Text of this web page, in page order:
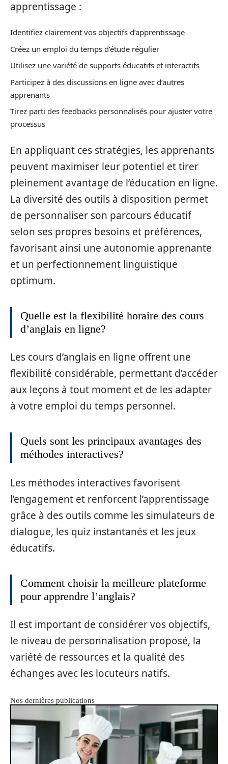
apprentissage :
Identifiez clairement vos objectifs d’apprentissage
Créez un emploi du temps d’étude régulier
Utilisez une variété de supports éducatifs et interactifs
Participez à des discussions en ligne avec d’autres
apprenants
Tirez parti des feedbacks personnalisés pour ajuster votre
processus
En appliquant ces stratégies, les apprenants
peuvent maximiser leur potentiel et tirer
pleinement avantage de l’éducation en ligne.
La diversité des outils à disposition permet
de personnaliser son parcours éducatif
selon ses propres besoins et préférences,
favorisant ainsi une autonomie apprenante
et un perfectionnement linguistique
optimum.
Quelle est la flexibilité horaire des cours
d’anglais en ligne?
Les cours d’anglais en ligne offrent une
flexibilité considérable, permettant d’accéder
aux leçons à tout moment et de les adapter
à votre emploi du temps personnel.
Quels sont les principaux avantages des
méthodes interactives?
Les méthodes interactives favorisent
l’engagement et renforcent l’apprentissage
grâce à des outils comme les simulateurs de
dialogue, les quiz instantanés et les jeux
éducatifs.
Comment choisir la meilleure plateforme
pour apprendre l’anglais?
Il est important de considérer vos objectifs,
le niveau de personnalisation proposé, la
variété de ressources et la qualité des
échanges avec les locuteurs natifs.
Nos dernières publications